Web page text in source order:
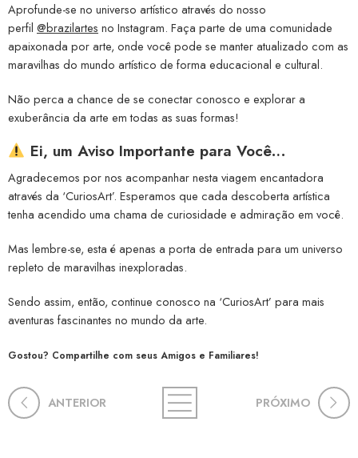
Aprofunde-se no universo artístico através do nosso
perfil @brazilartes no Instagram. Faça parte de uma comunidade
apaixonada por arte, onde você pode se manter atualizado com as
maravilhas do mundo artístico de forma educacional e cultural.
Não perca a chance de se conectar conosco e explorar a
exuberância da arte em todas as suas formas!
Ei, um Aviso Importante para Você…
Agradecemos por nos acompanhar nesta viagem encantadora
através da ‘CuriosArt’. Esperamos que cada descoberta artística
tenha acendido uma chama de curiosidade e admiração em você.
Mas lembre-se, esta é apenas a porta de entrada para um universo
repleto de maravilhas inexploradas.
Sendo assim, então, continue conosco na ‘CuriosArt’ para mais
aventuras fascinantes no mundo da arte.
Gostou? Compartilhe com seus Amigos e Familiares!
ANTERIOR PRÓXIMO